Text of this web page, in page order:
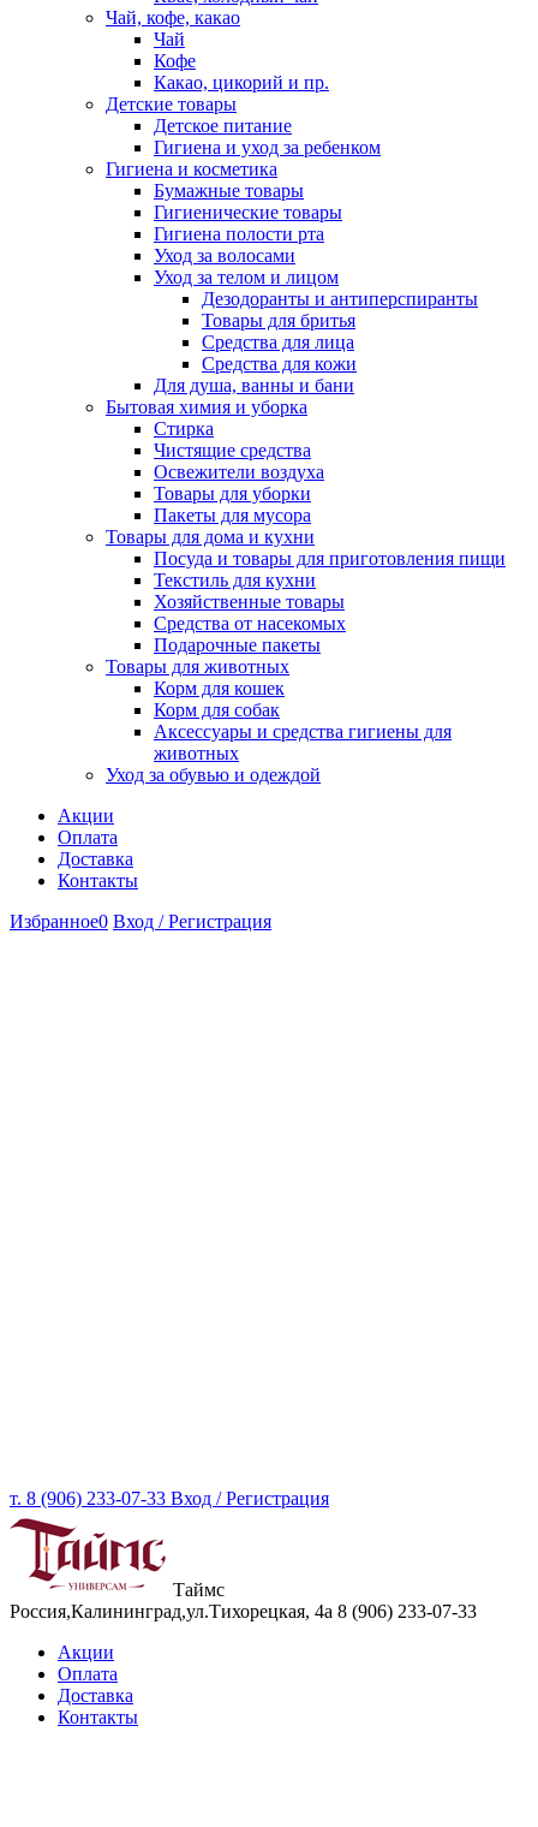
Чай, кофе, какао
Чай
Кофе
Какао, цикорий и пр.
Детские товары
Детское питание
Гигиена и уход за ребенком
Гигиена и косметика
Бумажные товары
Гигиенические товары
Гигиена полости рта
Уход за волосами
Уход за телом и лицом
Дезодоранты и антиперспиранты
Товары для бритья
Средства для лица
Средства для кожи
Для душа, ванны и бани
Бытовая химия и уборка
Стирка
Чистящие средства
Освежители воздуха
Товары для уборки
Пакеты для мусора
Товары для дома и кухни
Посуда и товары для приготовления пищи
Текстиль для кухни
Хозяйственные товары
Средства от насекомых
Подарочные пакеты
Товары для животных
Корм для кошек
Корм для собак
Аксессуары и средства гигиены для
животных
Уход за обувью и одеждой
Акции
Оплата
Доставка
Контакты
Избранное0 Вход / Регистрация
т. 8 (906) 233-07-33 Вход / Регистрация
Таймс
Россия,Калининград,ул.Тихорецкая, 4а 8 (906) 233-07-33
Акции
Оплата
Доставка
Контакты